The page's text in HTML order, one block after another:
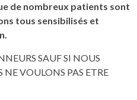
de nombreux patients sont
tous sensibilisés et
SAUF SI NOUS
NE VOULONS PAS ETRE